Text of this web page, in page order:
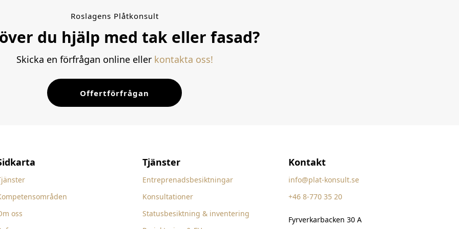
Roslagens Plåtkonsult
du hjälp med tak eller fasad?
Skicka en förfrågan online eller kontakta oss!
Offertförfrågan
oss
Tjänster
Entreprenadsbesiktningar
Konsultationer
Statusbesiktning & inventering
Kontakt
info@plat-konsult.se
+46 8-770 35 20
Fyrverkarbacken 30 A